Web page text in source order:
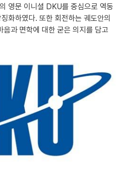
영문 이니셜 DKU를 중심으로 역동
화하였다. 또한 회전하는 궤도안의
과 면학에 대한 굳은 의지를 담고